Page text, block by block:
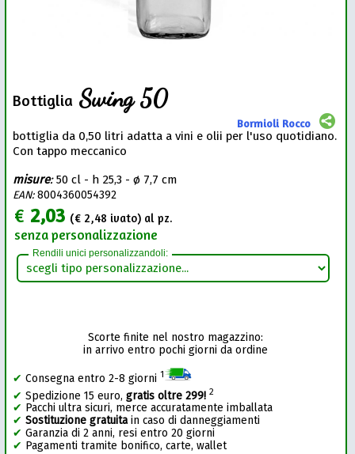
Bottiglia Swing 50
Bormioli Rocco
bottiglia da 0,50 litri adatta a vini e olii per l'uso quotidiano.
Con tappo meccanico
misure:50 cl - h 25,3 - ø 7,7 cm
EAN:8004360054392
€ 2,03 (€ 2,48 ivato) al pz.
senza personalizzazione
Rendili unici personalizzandoli:
Scorte finite nel nostro magazzino:
in arrivo entro pochi giorni da ordine
✔ Consegna entro 2-8 giorni 1
✔ Spedizione 15 euro,gratis oltre 299! 2
✔ Pacchi ultra sicuri, merce accuratamente imballata
✔ Sostituzione gratuitain caso di danneggiamenti
✔ Garanzia di 2 anni, resi entro 20 giorni
✔ Pagamenti tramite bonifico, carte, wallet